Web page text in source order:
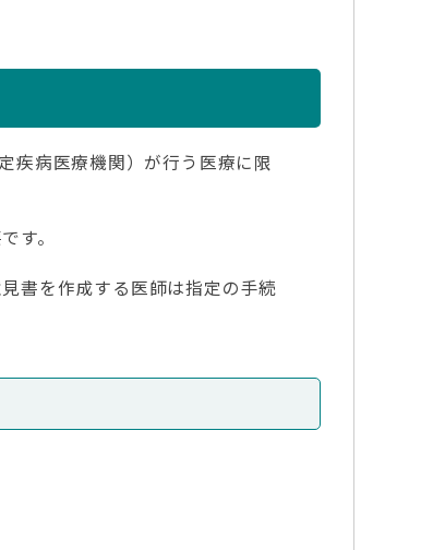
疾病医療機関）が行う医療に限
す。
書を作成する医師は指定の手続